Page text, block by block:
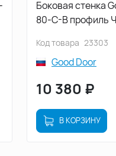
Боковая стенка
80-C-B профиль
Код товара 23303
Good Door
10 380 ₽
В КОРЗИНУ